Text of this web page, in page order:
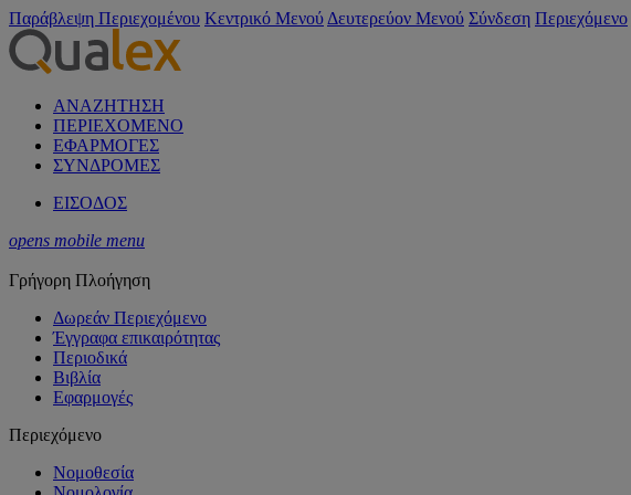
Παράβλεψη Περιεχομένου Κεντρικό Μενού Δευτερεύον Μενού Σύνδεση Περιεχόμενο
ΑΝΑΖΗΤΗΣΗ
ΠΕΡΙΕΧΟΜΕΝΟ
ΕΦΑΡΜΟΓΕΣ
ΣΥΝΔΡΟΜΕΣ
ΕΙΣΟΔΟΣ
opens mobile menu
Γρήγορη Πλοήγηση
Δωρεάν Περιεχόμενο
Έγγραφα επικαιρότητας
Περιοδικά
Βιβλία
Εφαρμογές
Περιεχόμενο
Νομοθεσία